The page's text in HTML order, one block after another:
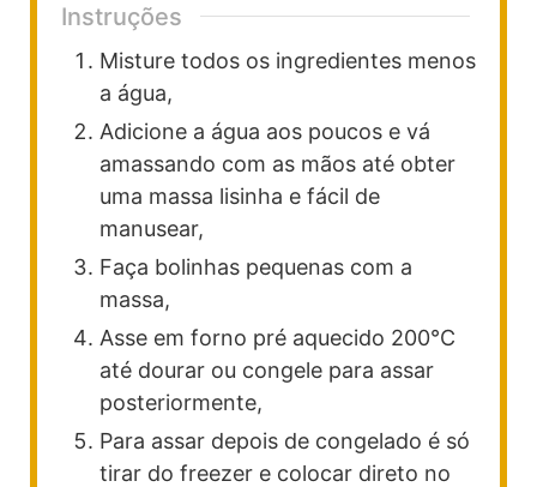
Instruções
Misture todos os ingredientes menos
a água,
Adicione a água aos poucos e vá
amassando com as mãos até obter
uma massa lisinha e fácil de
manusear,
Faça bolinhas pequenas com a
massa,
Asse em forno pré aquecido 200°C
até dourar ou congele para assar
posteriormente,
Para assar depois de congelado é só
tirar do freezer e colocar direto no